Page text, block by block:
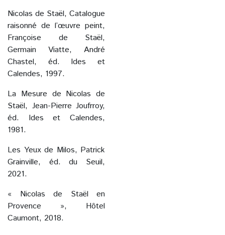
Nicolas de Staël, Catalogue
raisonné de l’œuvre peint,
Françoise de Staël,
Germain Viatte, André
Chastel, éd. Ides et
Calendes, 1997.
La Mesure de Nicolas de
Staël, Jean-Pierre Joufrroy,
éd. Ides et Calendes,
1981.
Les Yeux de Milos, Patrick
Grainville, éd. du Seuil,
2021.
« Nicolas de Staël en
Provence », Hôtel
Caumont, 2018.